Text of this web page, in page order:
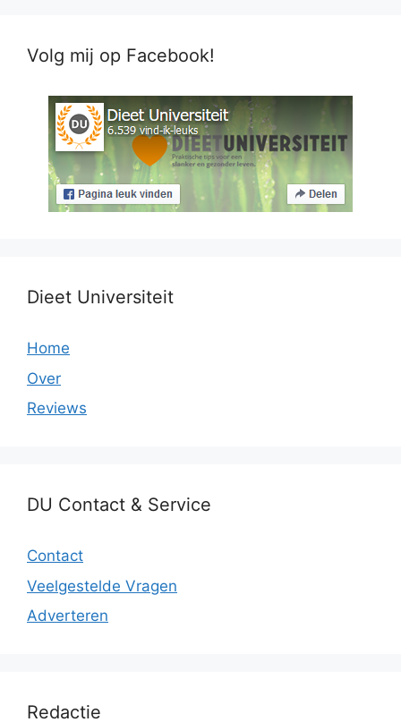
Volg mij op Facebook!
Dieet Universiteit
Home
Over
Reviews
DU Contact & Service
Contact
Veelgestelde Vragen
Adverteren
Redactie